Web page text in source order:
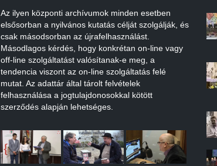
Az ilyen központi archívumok minden esetben
elsősorban a nyilvános kutatás célját szolgálják, és
csak másodsorban az újrafelhasználást.
Másodlagos kérdés, hogy konkrétan on-line vagy
off-line szolgáltatást valósítanak-e meg, a
tendencia viszont az on-line szolgáltatás felé
mutat. Az adattár által tárolt felvételek
felhasználása a jogtulajdonosokkal kötött
szerződés alapján lehetséges.